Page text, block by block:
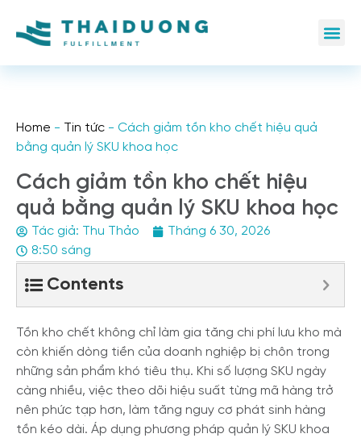
Home - Tin tức - Cách giảm tồn kho chết hiệu quả
bằng quản lý SKU khoa học
Cách giảm tồn kho chết hiệu
quả bằng quản lý SKU khoa học
Tác giả: Thu Thảo
Tháng 6 30, 2026
8:50 sáng
Contents
Tồn kho chết không chỉ làm gia tăng chi phí lưu kho mà
còn khiến dòng tiền của doanh nghiệp bị chôn trong
những sản phẩm khó tiêu thụ. Khi số lượng SKU ngày
càng nhiều, việc theo dõi hiệu suất từng mã hàng trở
nên phức tạp hơn, làm tăng nguy cơ phát sinh hàng
tồn kéo dài. Áp dụng phương pháp quản lý SKU khoa